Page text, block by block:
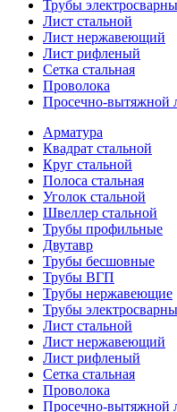
Трубы
Лист стальной
Лист нержавеющий
Лист рифленый
Сетка стальная
Проволока
Просечно-вытяжной
Арматура
Квадрат стальной
Круг стальной
Полоса стальная
Уголок стальной
Швеллер стальной
Трубы профильные
Двутавр
Трубы бесшовные
Трубы ВГП
Трубы нержавеющие
Трубы
Лист стальной
Лист нержавеющий
Лист рифленый
Сетка стальная
Проволока
Просечно-вытяжной